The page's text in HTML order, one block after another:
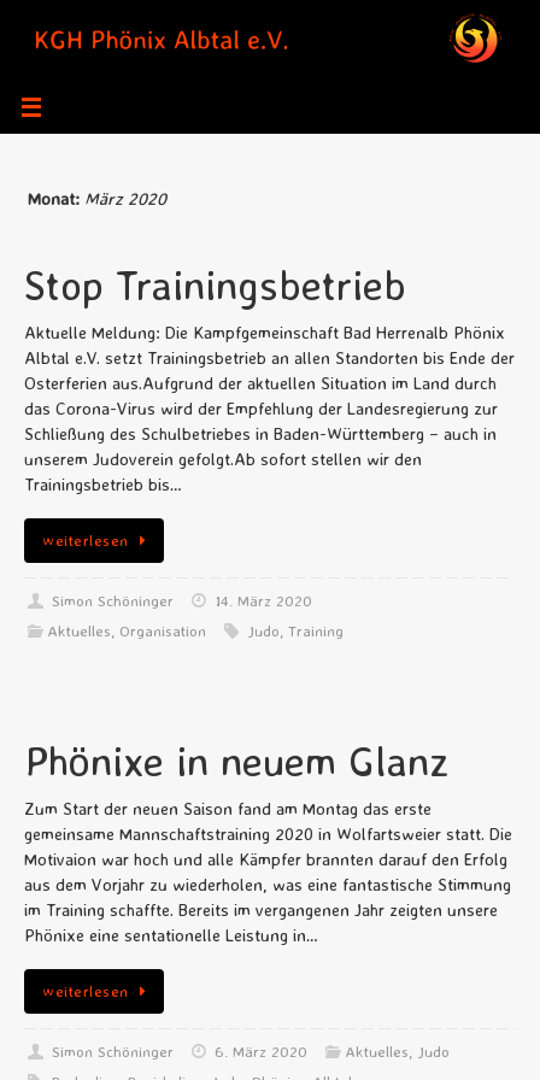
Inhalt
Monat: März 2020
Stop Trainingsbetrieb
Aktuelle Meldung: Die Kampfgemeinschaft Bad Herrenalb Phönix
Albtal e.V. setzt Trainingsbetrieb an allen Standorten bis Ende der
Osterferien aus.Aufgrund der aktuellen Situation im Land durch
das Corona-Virus wird der Empfehlung der Landesregierung zur
Schließung des Schulbetriebes in Baden-Württemberg – auch in
unserem Judoverein gefolgt.Ab sofort stellen wir den
Trainingsbetrieb bis…
weiterlesen
Simon Schöninger
14. März 2020
Aktuelles Organisation Judo ,Training
Phönixe in neuem Glanz
Zum Start der neuen Saison fand am Montag das erste
gemeinsame Mannschaftstraining 2020 in Wolfartsweier statt. Die
Motivaion war hoch und alle Kämpfer brannten darauf den Erfolg
aus dem Vorjahr zu wiederholen, was eine fantastische Stimmung
im Training schaffte. Bereits im vergangenen Jahr zeigten unsere
Phönixe eine sentationelle Leistung in…
weiterlesen
Simon Schöninger 6. März 2020 Aktuelles
Judo